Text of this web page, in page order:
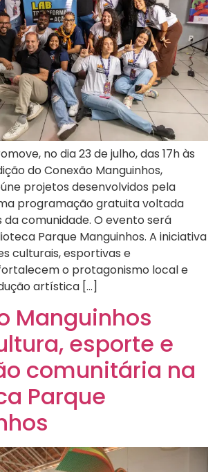
no dia 23 de julho, das 17h às
do Conexão Manguinhos,
projetos desenvolvidos pela
programação gratuita voltada
comunidade. O evento será
Parque Manguinhos. A iniciativa
culturais, esportivas e
o protagonismo local e
artística […]
Manguinhos
esporte e
comunitária na
Parque